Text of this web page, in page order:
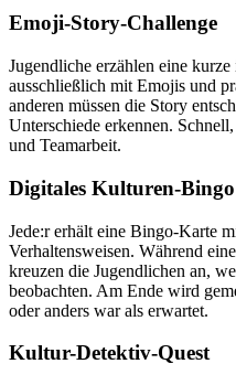
Emoji-Story-Challenge
Jugendliche erzählen eine
ausschließlich mit Emojis und
anderen müssen die Story
Unterschiede erkennen.
und Teamarbeit.
Digitales Kulturen-Bingo
Jede:r erhält eine Bingo-Karte
Verhaltensweisen. Während
kreuzen die Jugendlichen an,
beobachten. Am Ende wird
oder anders war als erwartet.
Kultur-Detektiv-Quest